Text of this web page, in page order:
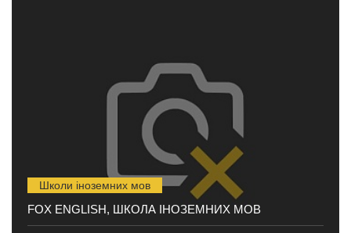
Школи іноземних мов
FOX ENGLISH, ШКОЛА ІНОЗЕМНИХ МОВ